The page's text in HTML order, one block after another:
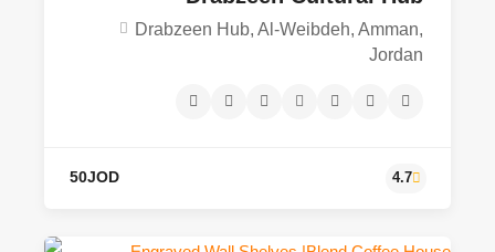
Drabzeen Hub, Al-Weibdeh, Amman,
Jordan